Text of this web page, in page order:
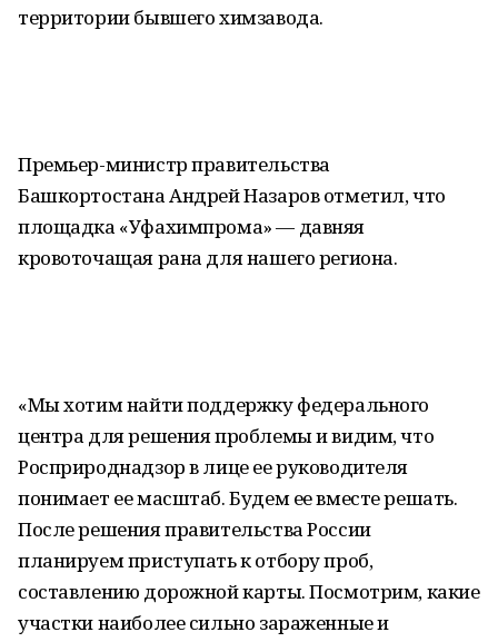
территории бывшего химзавода.
Премьер-министр правительства
Башкортостана Андрей Назаров отметил, что
площадка «Уфахимпрома» — давняя
кровоточащая рана для нашего региона.
«Мы хотим найти поддержку федерального
центра для решения проблемы и видим, что
Росприроднадзор в лице ее руководителя
понимает ее масштаб. Будем ее вместе решать.
После решения правительства России
планируем приступать к отбору проб,
составлению дорожной карты. Посмотрим, какие
участки наиболее сильно зараженные и